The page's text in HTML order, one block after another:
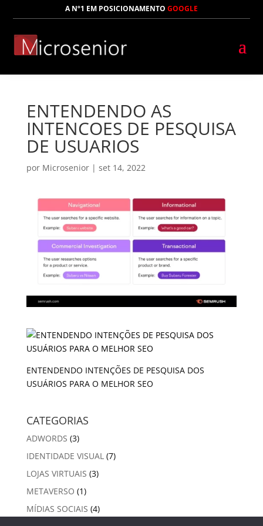
A Nº1 EM POSICIONAMENTO GOOGLE
ENTENDENDO AS
INTENCOES DE PESQUISA
DE USUARIOS
por Microsenior| set 14, 2022
ENTENDENDO INTENÇÕES DE PESQUISA DOS
USUÁRIOS PARA O MELHOR SEO
CATEGORIAS
ADWORDS (3)
IDENTIDADE VISUAL(7)
LOJAS VIRTUAIS (3)
METAVERSO (1)
MÍDIAS SOCIAIS (4)